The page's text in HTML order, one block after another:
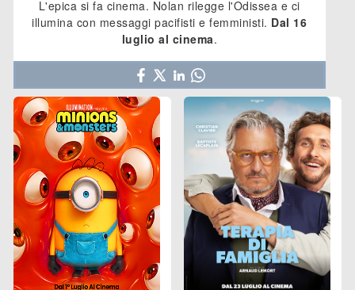
L'epica si fa cinema. Nolan rilegge l'Odissea e ci
illumina con messaggi pacifisti e femministi. Dal 16
luglio al cinema.